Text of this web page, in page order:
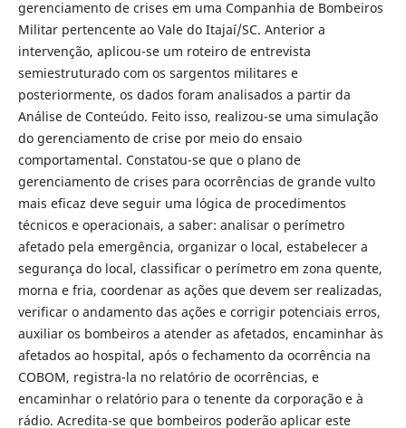
gerenciamento de crises em uma Companhia de Bombeiros
Militar pertencente ao Vale do Itajaí/SC. Anterior a
intervenção, aplicou-se um roteiro de entrevista
semiestruturado com os sargentos militares e
posteriormente, os dados foram analisados a partir da
Análise de Conteúdo. Feito isso, realizou-se uma simulação
do gerenciamento de crise por meio do ensaio
comportamental. Constatou-se que o plano de
gerenciamento de crises para ocorrências de grande vulto
mais eficaz deve seguir uma lógica de procedimentos
técnicos e operacionais, a saber: analisar o perímetro
afetado pela emergência, organizar o local, estabelecer a
segurança do local, classificar o perímetro em zona quente,
morna e fria, coordenar as ações que devem ser realizadas,
verificar o andamento das ações e corrigir potenciais erros,
auxiliar os bombeiros a atender as afetados, encaminhar às
afetados ao hospital, após o fechamento da ocorrência na
COBOM, registra-la no relatório de ocorrências, e
encaminhar o relatório para o tenente da corporação e à
rádio. Acredita-se que bombeiros poderão aplicar este